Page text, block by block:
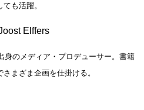
も活躍。
Elffers
身のメディア・プロデューサー。書籍
まざま企画を仕掛ける。